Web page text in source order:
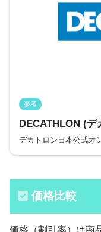
参考
DECATHLON (デ
デカトロン日本公式オ
価格比較